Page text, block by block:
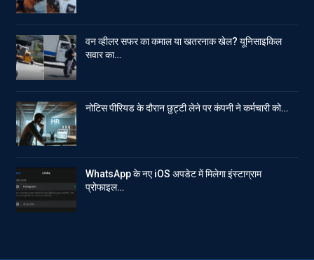
वन व्हीलर सफर का कमाल या खतरनाक खेल? यूनिसाइकिल
सवार का…
नोटिस पीरियड के दौरान छुट्टी लेने पर कंपनी ने कर्मचारी को…
WhatsApp के नए iOS अपडेट में मिलेगा इंस्टाग्राम
प्रोफाइल…